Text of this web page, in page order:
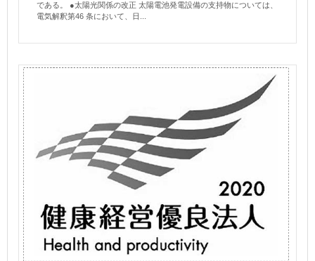
である。 ●太陽光関係の改正 太陽電池発電設備の支持物については、
電気解釈第46 条において、日...